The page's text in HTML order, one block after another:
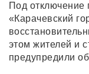
Под
«Карачевский
этом жителей и
предупредили